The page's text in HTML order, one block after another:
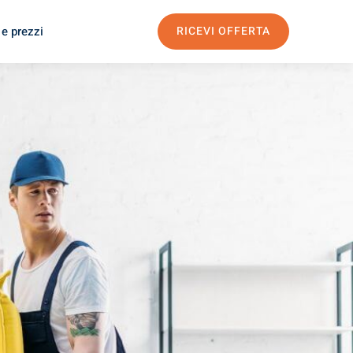
prezzi RICEVI OFFERTA